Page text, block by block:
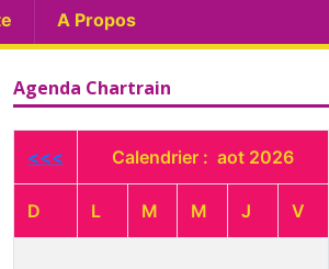
A Propos
Agenda Chartrain
<<< Calendrier : aot 2026
D L M M J V